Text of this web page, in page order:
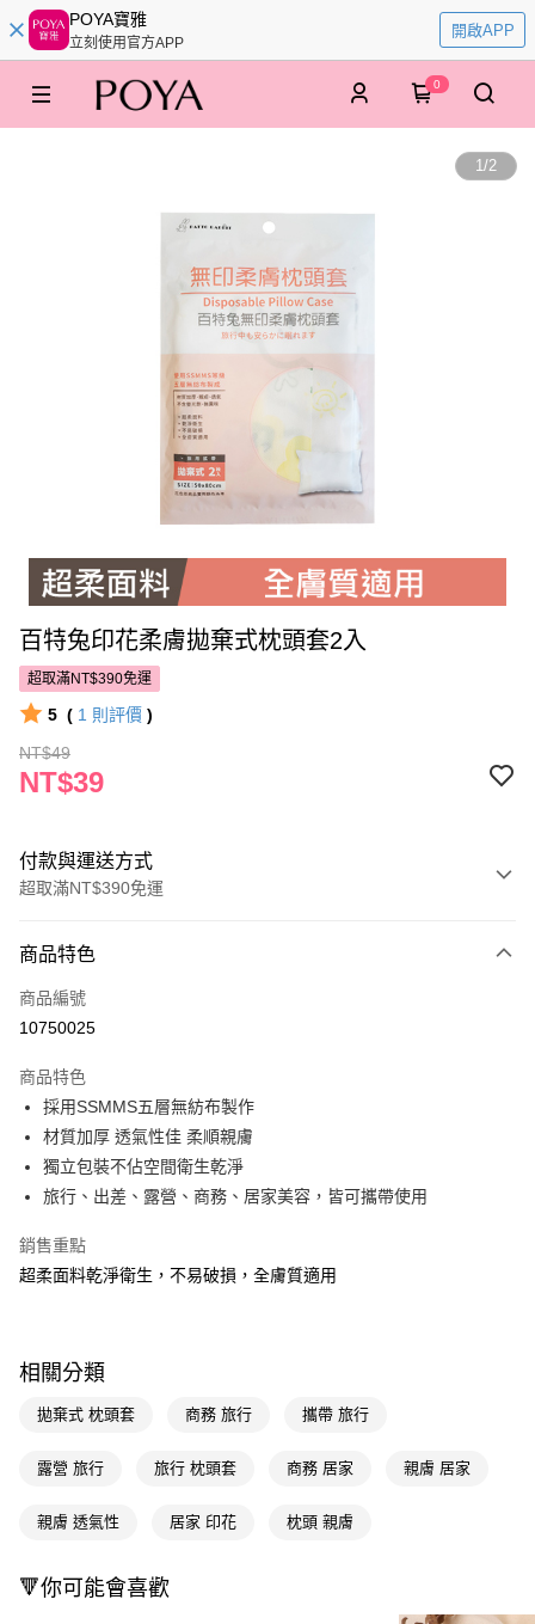
POYA寶雅
立刻使用官方APP
開啟APP
0
1/2
百特兔印花柔膚拋棄式枕頭套2入
超取滿NT$390免運
5 ( 1 則評價 )
NT$49
NT$39
付款與運送方式
超取滿NT$390免運
POYA支付
信用卡一次付款
LINE Pay
Apple Pay
街口支付
悠遊付
Google Pay
【關於「AFTEE先享後付」】
便利好安心！
２．便利：只要手機號碼，簡訊認證，即可結帳。
【「AFTEE先享後付」結帳流程】
２．訂單成立數日內，您將收到繳費通知簡訊。
３．收到繳費通知簡訊後14天內，點擊此簡訊中的連結，可透過四大超商／
每筆NT$65，滿NT$390(含以上)免運費
每筆NT$65，滿NT$390(含以上)免運費
商品特色
商品編號
10750025
商品特色
採用SSMMS五層無紡布製作
材質加厚 透氣性佳 柔順親膚
獨立包裝不佔空間衛生乾淨
旅行、出差、露營、商務、居家美容，皆可攜帶使用
銷售重點
超柔面料乾淨衛生，不易破損，全膚質適用
相關分類
拋棄式 枕頭套 商務 旅行 攜帶 旅行
露營 旅行 旅行 枕頭套 商務 居家 親膚 居家
親膚 透氣性 居家 印花 枕頭 親膚
🔻你可能會喜歡